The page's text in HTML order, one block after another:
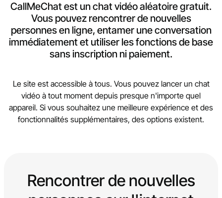
CallMeChat est un chat vidéo aléatoire gratuit.
Vous pouvez rencontrer de nouvelles
personnes en ligne, entamer une conversation
immédiatement et utiliser les fonctions de base
sans inscription ni paiement.
Le site est accessible à tous. Vous pouvez lancer un chat
vidéo à tout moment depuis presque n'importe quel
appareil. Si vous souhaitez une meilleure expérience et des
fonctionnalités supplémentaires, des options existent.
Rencontrer de nouvelles